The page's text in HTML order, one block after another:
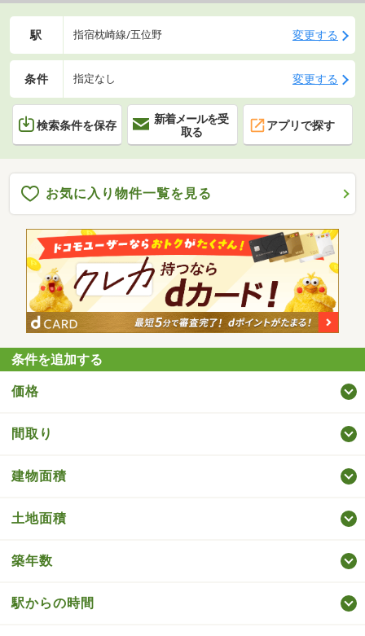
駅 指宿枕崎線/五位野 変更する
条件 指定なし 変更する
検索条件を保存
新着メールを受
取る
アプリで探す
お気に入り物件一覧を見る
条件を追加する
価格
間取り
建物面積
土地面積
築年数
駅からの時間